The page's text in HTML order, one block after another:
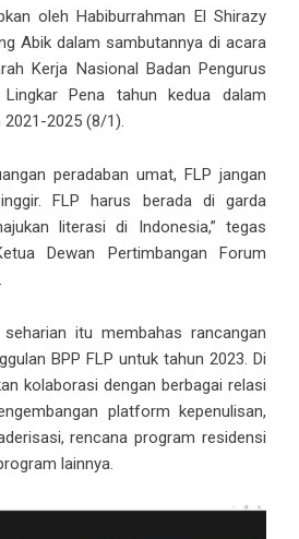
oleh Habiburrahman El Shirazy
Abik dalam sambutannya di acara
Kerja Nasional Badan Pengurus
Pena tahun kedua dalam
2025 (8/1).
peradaban umat, FLP jangan
FLP harus berada di garda
literasi di Indonesia,” tegas
Dewan Pertimbangan Forum
itu membahas rancangan
BPP FLP untuk tahun 2023. Di
kolaborasi dengan berbagai relasi
platform kepenulisan,
rencana program residensi
lainnya.